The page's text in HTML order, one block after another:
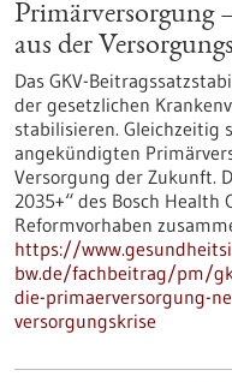
Primärversorgung
aus der
Das GKV-
der gesetzlichen
stabilisieren.
angekündigten
Versorgung der Zukunft.
2035+“ des Bosch
Reformvorhaben
https://
bw.de/fachbeitrag/pm/
die-primaerversorgung-
versorgungskrise